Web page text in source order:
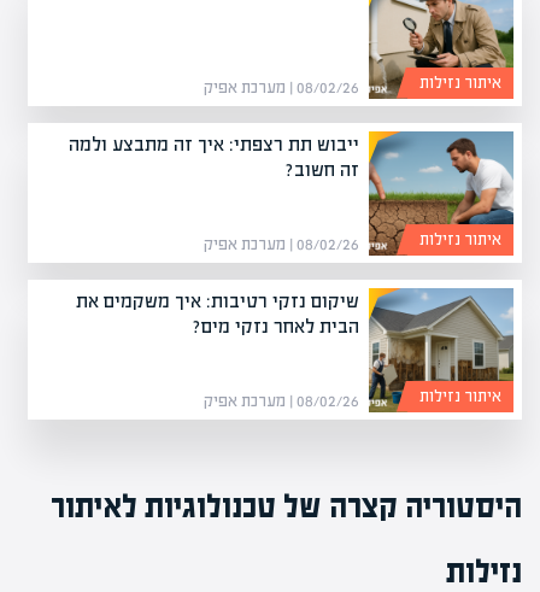
08/02/26 | מערכת אפיק איתור נזילות
ייבוש תת רצפתי: איך זה מתבצע ולמה
זה חשוב?
08/02/26 | מערכת אפיק איתור נזילות
שיקום נזקי רטיבות: איך משקמים את
הבית לאחר נזקי מים?
08/02/26 | מערכת אפיק איתור נזילות
היסטוריה קצרה של טכנולוגיות לאיתור
נזילות